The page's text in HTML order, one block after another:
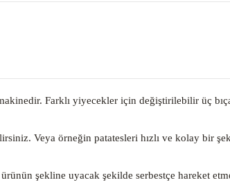
Farklı yiyecekler için değiştirilebilir üç
Veya örneğin patatesleri hızlı ve kolay bir
şekline uyacak şekilde serbestçe hareket